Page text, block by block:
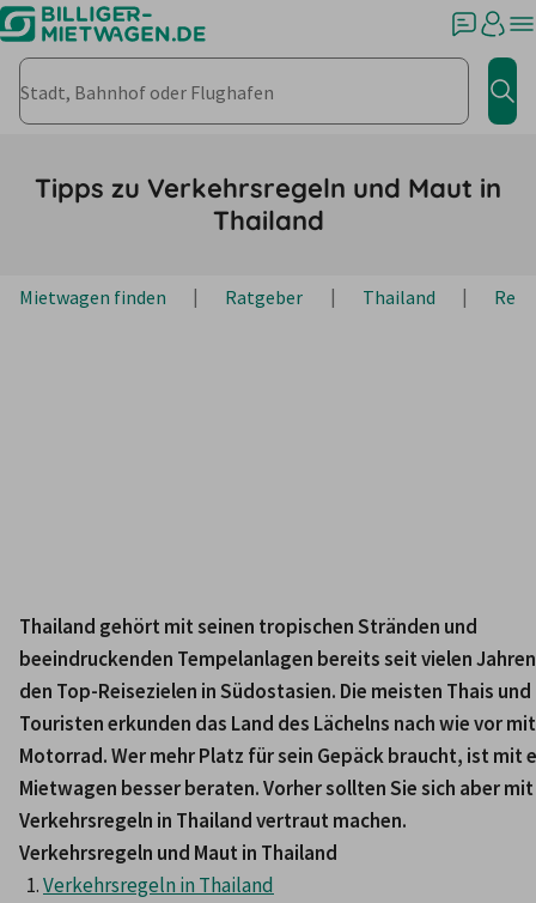
Stadt, Bahnhof oder Flughafen
Tipps zu Verkehrsregeln und Maut in
Thailand
Mietwagen finden Ratgeber Thailand
Thailand gehört mit seinen tropischen Stränden und
beeindruckenden Tempelanlagen bereits seit vielen
den Top-Reisezielen in Südostasien. Die meisten Thais und
Touristen erkunden das Land des Lächelns nach wie vor
Motorrad. Wer mehr Platz für sein Gepäck braucht, ist mit
Mietwagen besser beraten. Vorher sollten Sie sich aber
Verkehrsregeln in Thailand vertraut machen.
Verkehrsregeln und Maut in Thailand
Verkehrsregeln in Thailand